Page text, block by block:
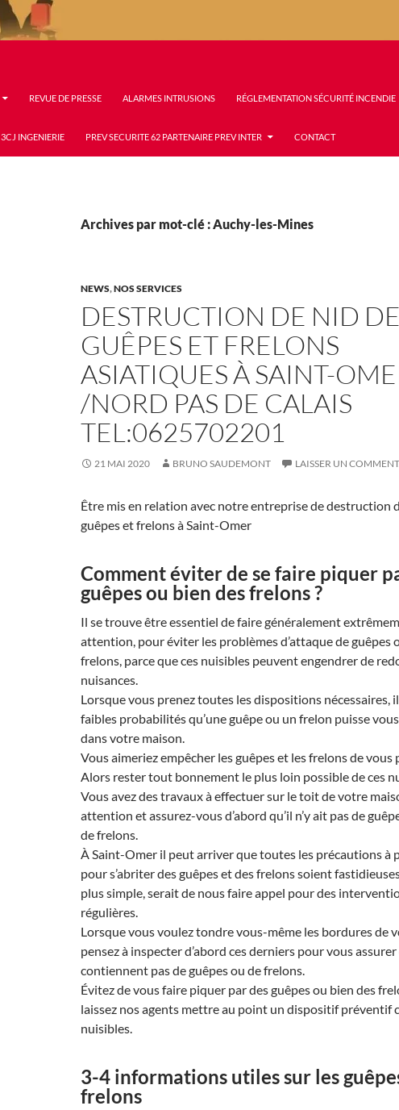
REVUE DE PRESSE ALARMES INTRUSIONS RÉGLEMENTATION SÉCURITÉ INCENDIE
3CJ INGENIERIE PREV SECURITE 62 PARTENAIRE PREV INTER CONTACT
Archives par mot-clé : Auchy-les-Mines
NEWS,NOS SERVICES
DESTRUCTION DE NID DE
GUÊPES ET FRELONS
ASIATIQUES À SAINT-
/NORD PAS DE CALAIS
TEL:0625702201
21 MAI 2020 BRUNO SAUDEMONT LAISSER UN
Être mis en relation avec notre entreprise de destruction
guêpes et frelons à Saint-Omer
Comment éviter de se faire piquer
guêpes ou bien des frelons ?
Il se trouve être essentiel de faire généralement
attention, pour éviter les problèmes d’attaque de guêpes
frelons, parce que ces nuisibles peuvent engendrer de
nuisances.
Lorsque vous prenez toutes les dispositions nécessaires,
faibles probabilités qu’une guêpe ou un frelon puisse
dans votre maison.
Vous aimeriez empêcher les guêpes et les frelons de vous
Alors rester tout bonnement le plus loin possible de ces
Vous avez des travaux à effectuer sur le toit de votre
attention et assurez-vous d’abord qu’il n’y ait pas de
de frelons.
À Saint-Omer il peut arriver que toutes les précautions à
pour s’abriter des guêpes et des frelons soient
plus simple, serait de nous faire appel pour des
régulières.
Lorsque vous voulez tondre vous-même les bordures de
pensez à inspecter d’abord ces derniers pour vous assurer
contiennent pas de guêpes ou de frelons.
Évitez de vous faire piquer par des guêpes ou bien des
laissez nos agents mettre au point un dispositif préventif
nuisibles.
3-4 informations utiles sur les
frelons